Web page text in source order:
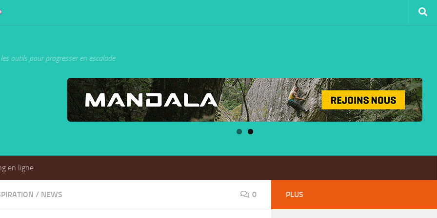
outils pour progresser en escalade
en ligne
/ NEWS 0 PLUS